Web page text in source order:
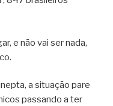
e não vai ser nada,
a situação pare
passando a ter